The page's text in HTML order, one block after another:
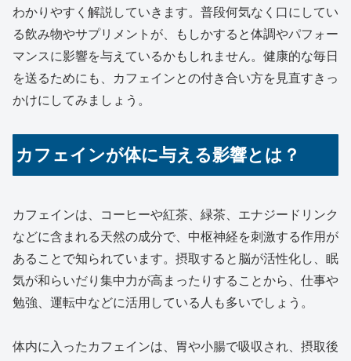
わかりやすく解説していきます。普段何気なく口にしてい
る飲み物やサプリメントが、もしかすると体調やパフォー
マンスに影響を与えているかもしれません。健康的な毎日
を送るためにも、カフェインとの付き合い方を見直すきっ
かけにしてみましょう。
カフェインが体に与える影響とは？
カフェインは、コーヒーや紅茶、緑茶、エナジードリンク
などに含まれる天然の成分で、中枢神経を刺激する作用が
あることで知られています。摂取すると脳が活性化し、眠
気が和らいだり集中力が高まったりすることから、仕事や
勉強、運転中などに活用している人も多いでしょう。
体内に入ったカフェインは、胃や小腸で吸収され、摂取後